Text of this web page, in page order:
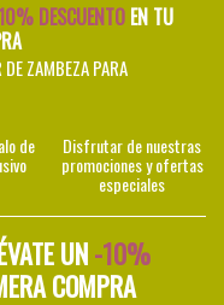
DESCUENTOEN TU
ZAMBEZA PARA
de Disfrutar de nuestras
promociones y ofertas
especiales
UN-10%
COMPRA